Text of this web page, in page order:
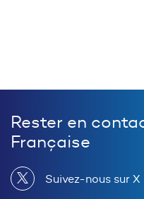
Rester en
Française
Suivez-nous sur X